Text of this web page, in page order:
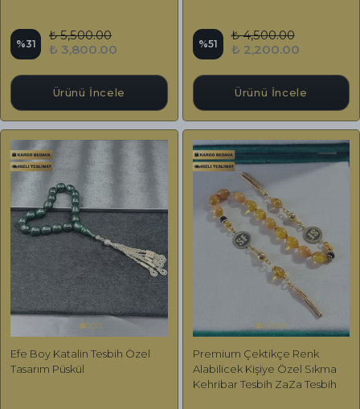
%31
₺ 5,500.00
₺ 3,800.00
Ürünü İncele
%51
₺ 4,500.00
₺ 2,200.00
Ürünü İncele
Efe Boy Katalin Tesbih Özel
Tasarım Püskül
Premium Çektikçe Renk
Alabilicek Kişiye Özel Sıkma
Kehribar Tesbih ZaZa Tesbih